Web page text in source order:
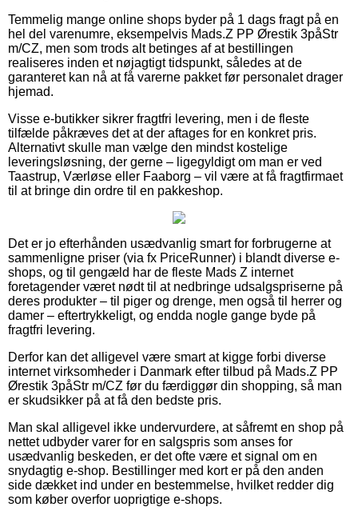
Temmelig mange online shops byder på 1 dags fragt på en
hel del varenumre, eksempelvis Mads.Z PP Ørestik 3påStr
m/CZ, men som trods alt betinges af at bestillingen
realiseres inden et nøjagtigt tidspunkt, således at de
garanteret kan nå at få varerne pakket før personalet drager
hjemad.
Visse e-butikker sikrer fragtfri levering, men i de fleste
tilfælde påkræves det at der aftages for en konkret pris.
Alternativt skulle man vælge den mindst kostelige
leveringsløsning, der gerne – ligegyldigt om man er ved
Taastrup, Værløse eller Faaborg – vil være at få fragtfirmaet
til at bringe din ordre til en pakkeshop.
Det er jo efterhånden usædvanlig smart for forbrugerne at
sammenligne priser (via fx PriceRunner) i blandt diverse e-
shops, og til gengæld har de fleste Mads Z internet
foretagender været nødt til at nedbringe udsalgspriserne på
deres produkter – til piger og drenge, men også til herrer og
damer – eftertrykkeligt, og endda nogle gange byde på
fragtfri levering.
Derfor kan det alligevel være smart at kigge forbi diverse
internet virksomheder i Danmark efter tilbud på Mads.Z PP
Ørestik 3påStr m/CZ før du færdiggør din shopping, så man
er skudsikker på at få den bedste pris.
Man skal alligevel ikke undervurdere, at såfremt en shop på
nettet udbyder varer for en salgspris som anses for
usædvanlig beskeden, er det ofte være et signal om en
snydagtig e-shop. Bestillinger med kort er på den anden
side dækket ind under en bestemmelse, hvilket redder dig
som køber overfor uoprigtige e-shops.